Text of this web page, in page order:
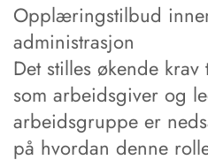
Opplæringstilbud
administrasjon
Det stilles økende
som arbeidsgiver og
arbeidsgruppe er
på hvordan denne